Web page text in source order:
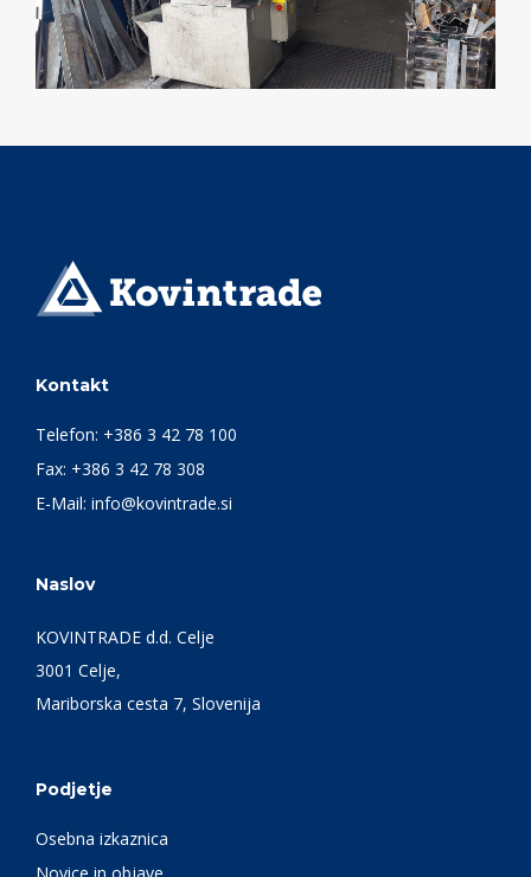
Kontakt
Telefon: +386 3 42 78 100
Fax: +386 3 42 78 308
E-Mail: info@kovintrade.si
Naslov
KOVINTRADE d.d. Celje
3001 Celje,
Mariborska cesta 7, Slovenija
Podjetje
Osebna izkaznica